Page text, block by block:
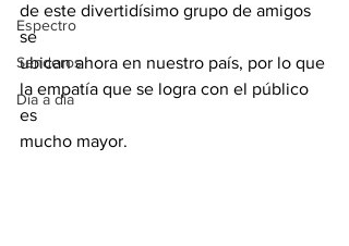
Espectro
Senderos
Día a día
de este divertidísimo grupo de amigos
se
ubican ahora en nuestro país, por lo que
la empatía que se logra con el público
es
mucho mayor.